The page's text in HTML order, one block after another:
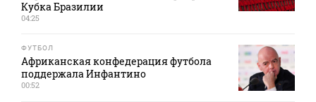
Кубка Бразилии
04:25
ФУТБОЛ
Африканская конфедерация футбола
поддержала Инфантино
00:52